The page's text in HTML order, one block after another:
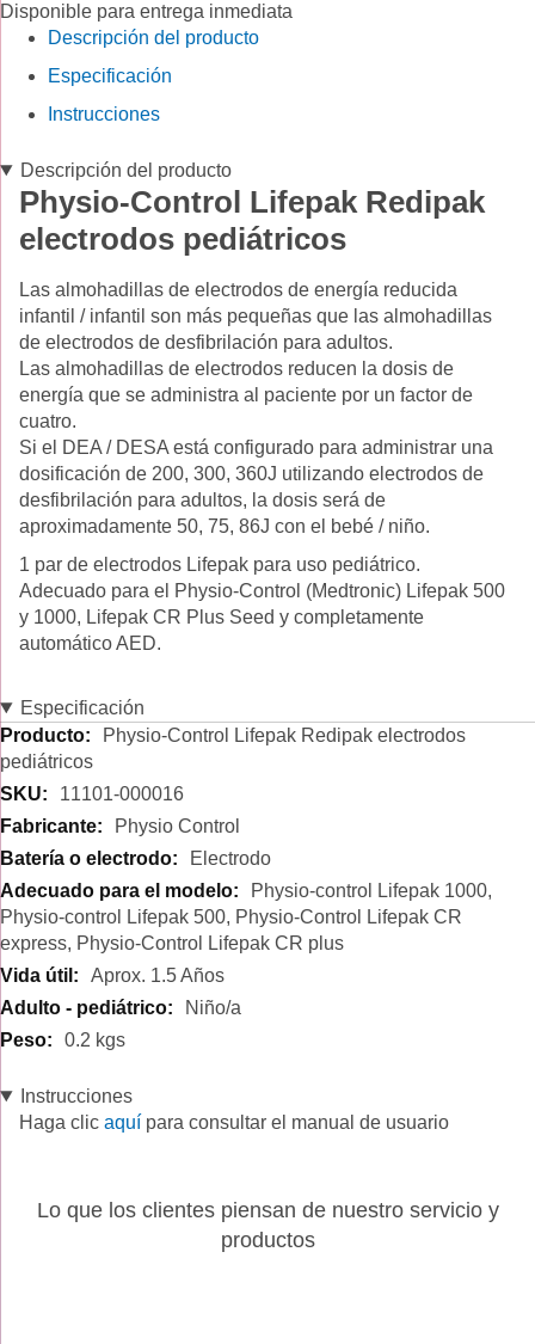
Disponible para entrega inmediata
Descripción del producto
Especificación
Instrucciones
Descripción del producto
Physio-Control Lifepak Redipak
electrodos pediátricos
Las almohadillas de electrodos de energía reducida
infantil / infantil son más pequeñas que las almohadillas
de electrodos de desfibrilación para adultos.
Las almohadillas de electrodos reducen la dosis de
energía que se administra al paciente por un factor de
cuatro.
Si el DEA / DESA está configurado para administrar una
dosificación de 200, 300, 360J utilizando electrodos de
desfibrilación para adultos, la dosis será de
aproximadamente 50, 75, 86J con el bebé / niño.
1 par de electrodos Lifepak para uso pediátrico.
Adecuado para el Physio-Control (Medtronic) Lifepak 500
y 1000, Lifepak CR Plus Seed y completamente
automático AED.
Especificación
EspecificaciónPhysio-Control Lifepak Redipak electrodos
pediátricos
11101-000016
Physio Control
Electrodo
Physio-control Lifepak 1000,
Physio-control Lifepak 500, Physio-Control Lifepak CR
express, Physio-Control Lifepak CR plus
Aprox. 1.5 Años
Niño/a
0.2 kgs
Instrucciones
Haga clic aquí para consultar el manual de usuario
Lo que los clientes piensan de nuestro servicio y
productos